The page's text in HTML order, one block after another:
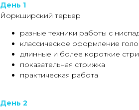
День 1
Йоркширский терьер
разные техники работы с
классическое оформление
длинные и более короткие
показательная стрижка
практическая работа
День 2